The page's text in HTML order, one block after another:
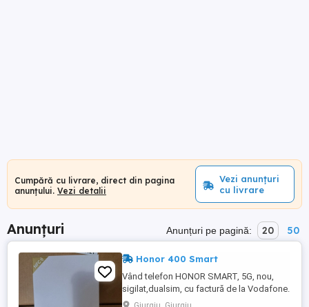
Cumpără cu livrare, direct din pagina
anunțului. Vezi detalii
Vezi anunțuri
cu livrare
Anunțuri Anunțuri pe pagină: 20 50
Honor 400 Smart
Vând telefon HONOR SMART, 5G, nou,
sigilat,dualsim, cu factură de la Vodafone.
Model nou , baterie 6500 mAh, rezista la